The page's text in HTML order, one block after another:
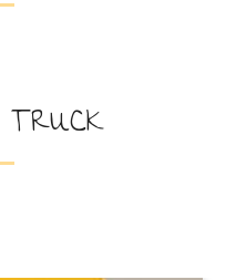
TRUCK